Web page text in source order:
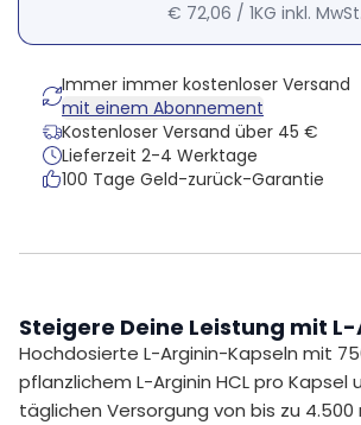
€ 72,06 /1KG inkl. MwSt.
Immer immer kostenloser Versand
mit einem Abonnement
Kostenloser Versand über 45 €
Lieferzeit 2-4 Werktage
100 Tage Geld-zurück-Garantie
Steigere Deine Leistung mit
Hochdosierte L-Arginin-Kapseln mit
pflanzlichem L-Arginin HCL pro Kapsel
täglichen Versorgung von bis zu 4.500